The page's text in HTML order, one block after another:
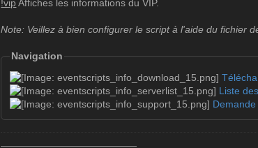
Valeurs: 1
- gravityAdd: Ajouter de la gravité au
Valeurs: <gravité>
- gravityRemove: Retirer de la gravité au
Valeurs: <gravité>
!vip Affiches les informations du VIP.
Note: Veillez à bien configurer le script à l'aide du fichier
Navigation
Liste
———————————————